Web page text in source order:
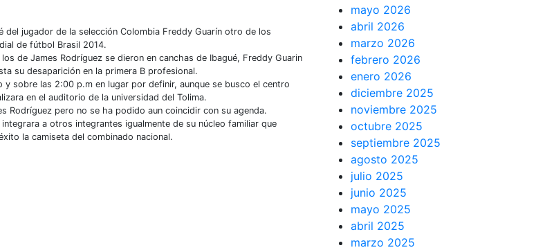
jugador de la selección Colombia Freddy Guarín otro de los
de fútbol Brasil 2014.
de James Rodríguez se dieron en canchas de Ibagué, Freddy Guarin
su desaparición en la primera B profesional.
sobre las 2:00 p.m en lugar por definir, aunque se busco el centro
en el auditorio de la universidad del Tolima.
Rodríguez pero no se ha podido aun coincidir con su agenda.
a otros integrantes igualmente de su núcleo familiar que
la camiseta del combinado nacional.
mayo 2026
abril 2026
marzo 2026
febrero 2026
enero 2026
diciembre 2025
noviembre 2025
octubre 2025
septiembre 2025
agosto 2025
julio 2025
junio 2025
mayo 2025
abril 2025
marzo 2025